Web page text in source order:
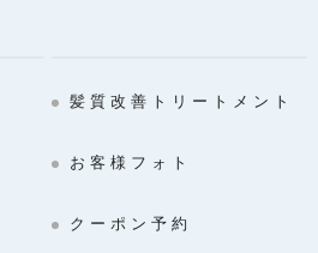
髪質改善トリートメント
お客様フォト
クーポン予約